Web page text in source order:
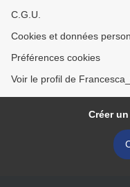
C.G.U.
Cookies et données
Préférences cookies
Voir le profil de
Créer